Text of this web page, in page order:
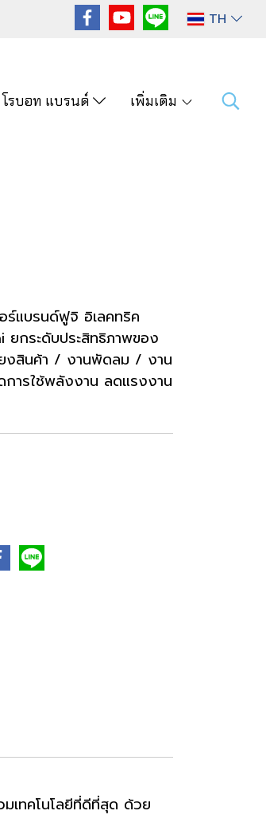
TH
โรบอท แบรนด์ เพิ่มเติม
ร์แบรนด์ฟูจิ อิเลคทริค
กระดับประสิทธิภาพของ
ยงสินค้า / งานพัดลม / งาน
การใช้พลังงาน ลดแรงงาน
เทคโนโลยีที่ดีที่สุด ด้วย